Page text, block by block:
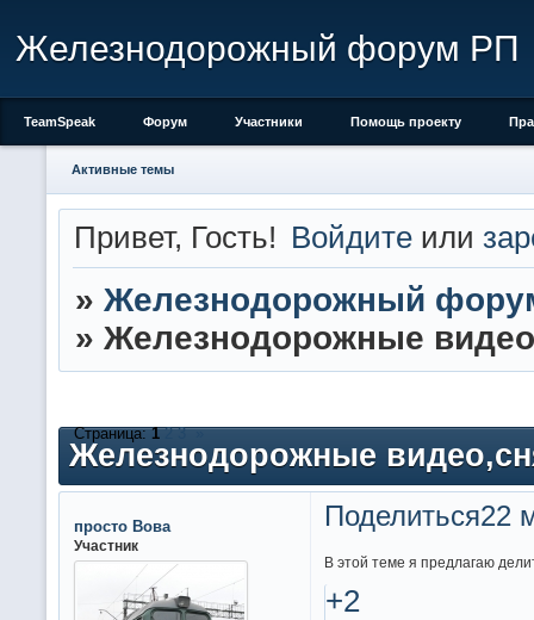
Железнодорожный форум РП
TeamSpeak Форум Участники Помощь проекту
Активные темы
Привет, Гость! Войдите или
» Железнодорожный
» Железнодорожные
Железнодорожные
Страница:1 2 3 »
Поделиться22
просто Вова
Участник
В этой теме я предлагаю
+2